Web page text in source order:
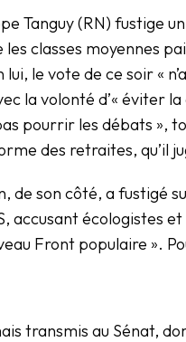
Tanguy (RN) fustige
les classes moyennes
le vote de ce soir «
la volonté d’« éviter
pourrir les débats »,
des retraites, qu’il
de son côté, a fustigé
accusant écologistes
Front populaire ».
transmis au Sénat,